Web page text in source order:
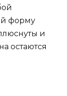
форму
и
остаются